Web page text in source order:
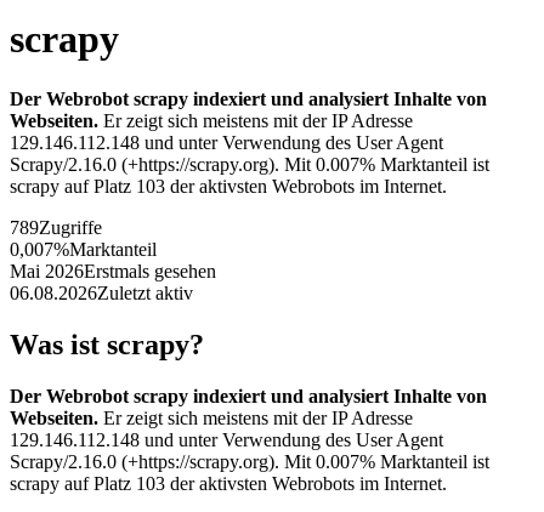
scrapy
Der Webrobot scrapy indexiert und analysiert Inhalte von
Webseiten. Er zeigt sich meistens mit der IP Adresse
129.146.112.148 und unter Verwendung des User Agent
Scrapy/2.16.0 (+https://scrapy.org). Mit 0.007% Marktanteil ist
scrapy auf Platz 103 der aktivsten Webrobots im Internet.
789Zugriffe
0,007%Marktanteil
Mai 2026Erstmals gesehen
06.08.2026Zuletzt aktiv
Was ist scrapy?
Der Webrobot scrapy indexiert und analysiert Inhalte von
Webseiten. Er zeigt sich meistens mit der IP Adresse
129.146.112.148 und unter Verwendung des User Agent
Scrapy/2.16.0 (+https://scrapy.org). Mit 0.007% Marktanteil ist
scrapy auf Platz 103 der aktivsten Webrobots im Internet.